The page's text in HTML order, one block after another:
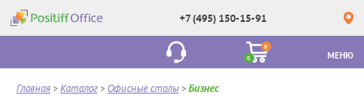
+7 (495) 150-15-91
0
0
МЕНЮ
Главная >Каталог > Офисные столы >Бизнес